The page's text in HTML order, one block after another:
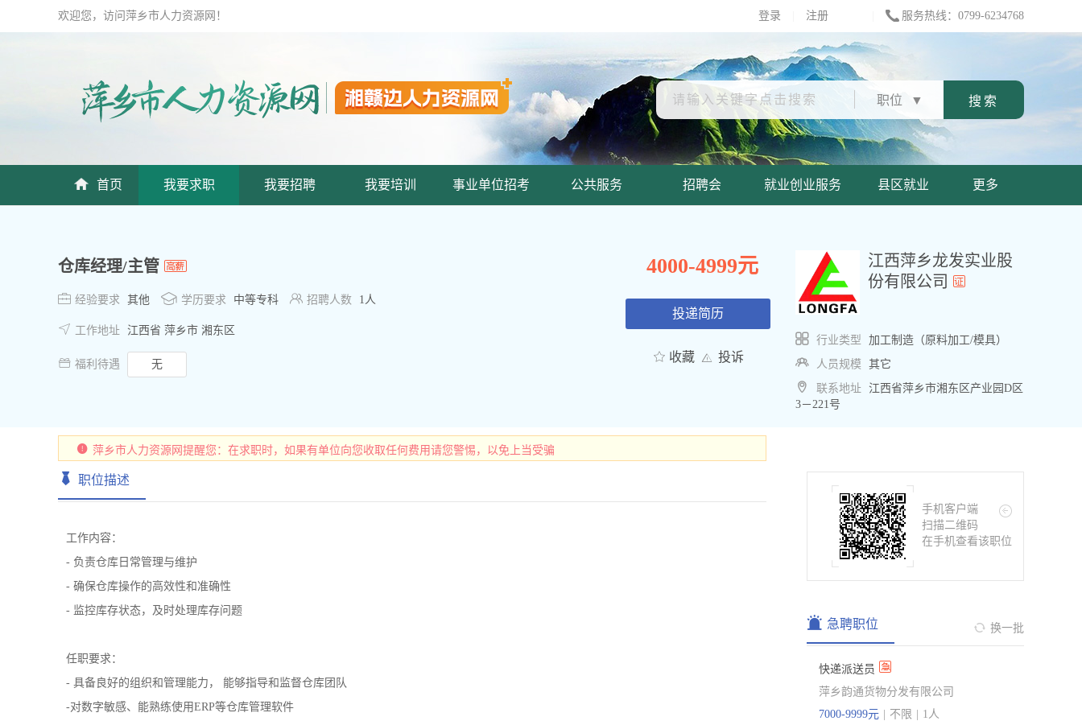
欢迎您，访问萍乡市人力资源网！ 登录 注册 服务热线：0799-6234768
职位 ▼
首页 我要求职 我要招聘 我要培训 事业单位招考 公共服务 招聘会 就业创业服务 县区就业 更多
仓库经理/主管 4000-4999元
 经验要求 其他  学历要求 中等专科  招聘人数 1人
 工作地址 江西省 萍乡市 湘东区
 福利待遇 无
投递简历
收藏 投诉
江西萍乡龙发实业股
份有限公司
行业类型
加工制造（原料加工/模具）
人员规模
其它
联系地址 江西省萍乡市湘东区产业园D区
3－221号
萍乡市人力资源网提醒您：在求职时，如果有单位向您收取任何费用请您警惕，以免上当受骗
职位描述
工作内容：
- 负责仓库日常管理与维护
- 确保仓库操作的高效性和准确性
- 监控库存状态，及时处理库存问题
任职要求：
- 具备良好的组织和管理能力， 能够指导和监督仓库团队
-对数字敏感、能熟练使用ERP等仓库管理软件
手机客户端
扫描二维码
在手机查看该职位
急聘职位 换一批
快递派送员
萍乡韵通货物分发有限公司
7000-9999元
不限 1人